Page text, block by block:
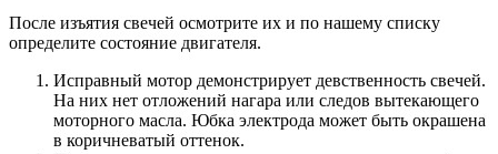
После изъятия свечей осмотрите их и по нашему списку
определите состояние двигателя.
Исправный мотор демонстрирует девственность свечей.
На них нет отложений нагара или следов вытекающего
моторного масла. Юбка электрода может быть окрашена
в коричневатый оттенок.